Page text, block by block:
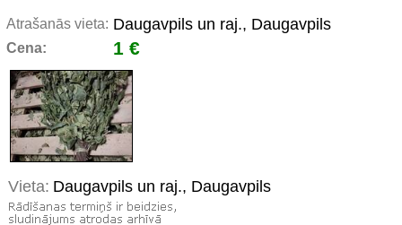
Atrašanās vieta: Daugavpils un raj., Daugavpils
Cena: 1 €
Vieta: Daugavpils un raj., Daugavpils